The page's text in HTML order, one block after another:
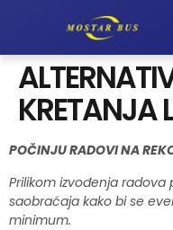
KRETANJA
POČINJU RADOVI NA
Prilikom izvođenja
saobraćaja kako bi se
minimum.